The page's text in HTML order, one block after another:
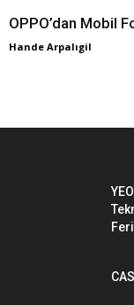
OPPO’dan Mobil
Hande Arpalıgil